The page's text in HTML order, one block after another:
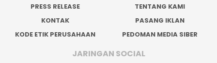
PRESS RELEASE
TENTANG KAMI
KONTAK
PASANG IKLAN
KODE ETIK PERUSAHAAN
PEDOMAN MEDIA SIBER
JARINGAN SOCIAL